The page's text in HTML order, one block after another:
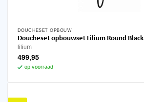
DOUCHESET OPBOUW
Doucheset opbouwset Lilium Round Black
lilium
499,95
op voorraad